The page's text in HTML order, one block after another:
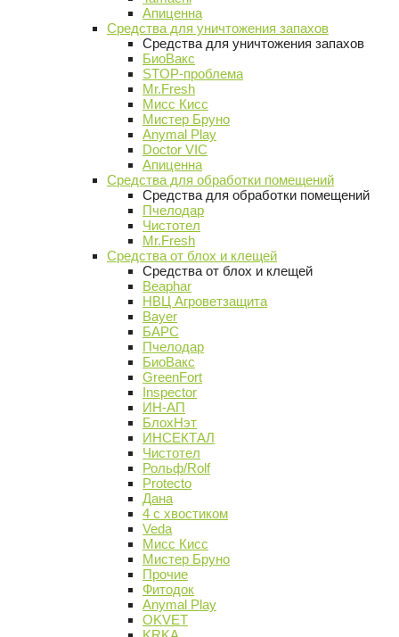
Апиценна
Средства для уничтожения запахов
Средства для уничтожения запахов
БиоВакс
STOP-проблема
Mr.Fresh
Мисс Кисс
Мистер Бруно
Anymal Play
Doctor VIC
Апиценна
Средства для обработки помещений
Средства для обработки помещений
Пчелодар
Чистотел
Mr.Fresh
Средства от блох и клещей
Средства от блох и клещей
Beaphar
НВЦ Агроветзащита
Bayer
БАРС
Пчелодар
БиоВакс
GreenFort
Inspector
ИН-АП
БлохНэт
ИНСЕКТАЛ
Чистотел
Рольф/Rolf
Protecto
Дана
4 с хвостиком
Veda
Мисс Кисс
Мистер Бруно
Прочие
Фитодок
Anymal Play
OKVET